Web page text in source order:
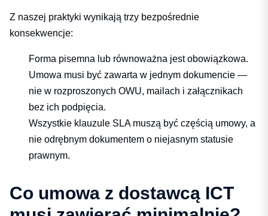
Z naszej praktyki wynikają trzy bezpośrednie
konsekwencje:
Forma pisemna lub równoważna jest obowiązkowa.
Umowa musi być zawarta w jednym dokumencie —
nie w rozproszonych OWU, mailach i załącznikach
bez ich podpięcia.
Wszystkie klauzule SLA muszą być częścią umowy, a
nie odrębnym dokumentem o niejasnym statusie
prawnym.
Co umowa z dostawcą ICT